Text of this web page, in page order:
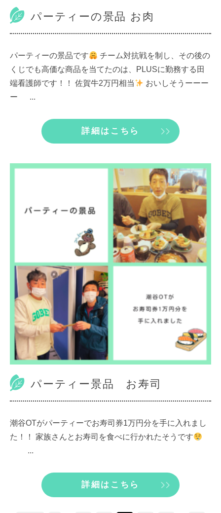
パーティーの景品 お肉
パーティーの景品です
チーム対抗戦を制し、その後の
くじでも高価な商品を当てたのは、PLUSに勤務する田
端看護師です！！ 佐賀牛2万円相当
おいしそうーーー
ー ...
詳細はこちら
パーティー景品 お寿司
潮谷OTがパーティーでお寿司券1万円分を手に入れまし
た！！ 家族さんとお寿司を食べに行かれたそうです
...
詳細はこちら